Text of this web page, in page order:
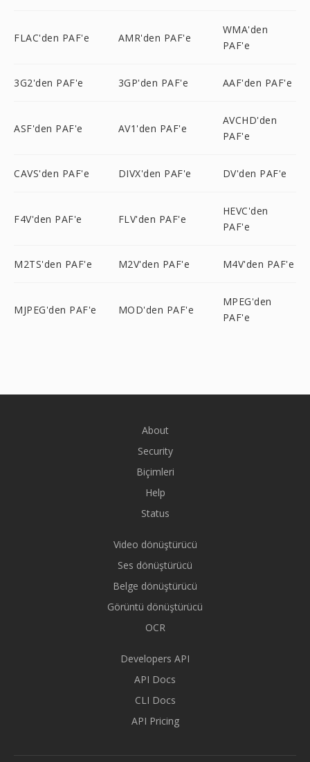
FLAC'den PAF'e AMR'den PAF'e
WMA'den
PAF'e
3G2'den PAF'e 3GP'den PAF'e AAF'den PAF'e
ASF'den PAF'e AV1'den PAF'e
AVCHD'den
PAF'e
CAVS'den PAF'e DIVX'den PAF'e DV'den PAF'e
F4V'den PAF'e FLV'den PAF'e
HEVC'den
PAF'e
M2TS'den PAF'e M2V'den PAF'e M4V'den PAF'e
MJPEG'den PAF'e MOD'den PAF'e
MPEG'den
PAF'e
About
Security
Biçimleri
Help
Status
Video dönüştürücü
Ses dönüştürücü
Belge dönüştürücü
Görüntü dönüştürücü
OCR
Developers API
API Docs
CLI Docs
API Pricing